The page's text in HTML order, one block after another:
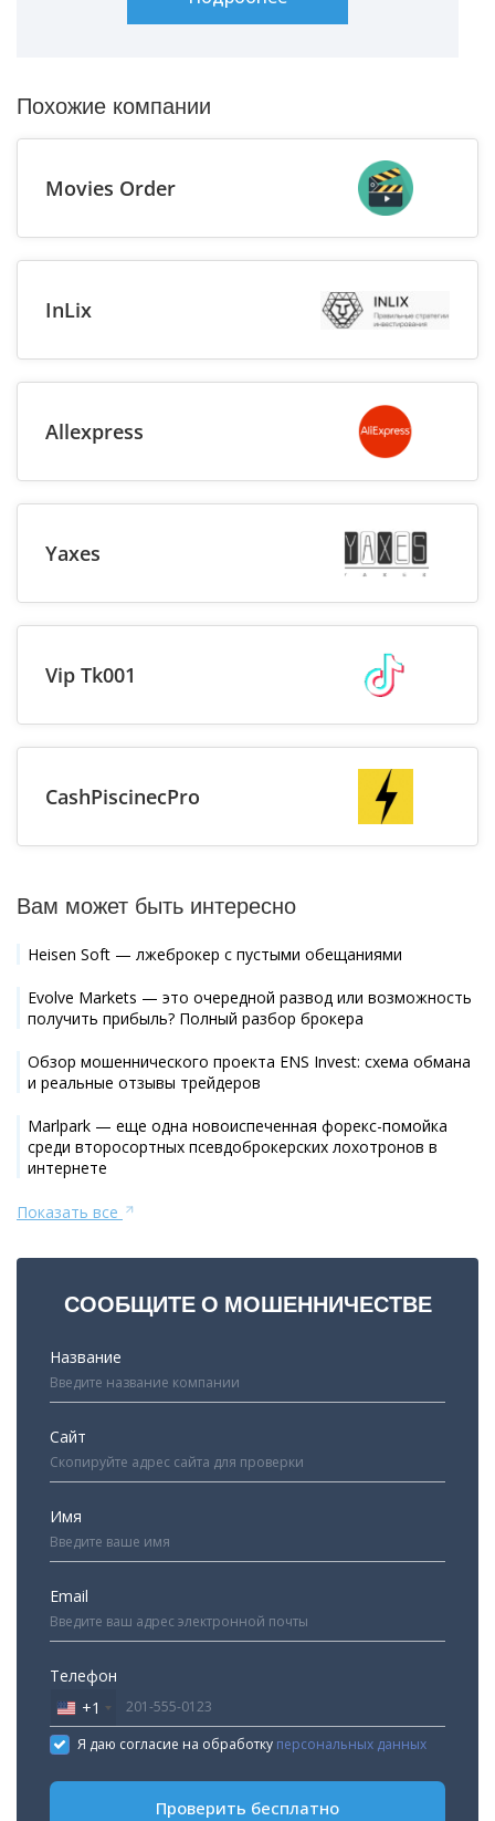
Похожие компании
Movies Order
InLix
Allexpress
Yaxes
Vip Tk001
CashPiscinecPro
Вам может быть интересно
Heisen Soft — лжеброкер с пустыми обещаниями
Evolve Markets — это очередной развод или возможность
получить прибыль? Полный разбор брокера
Обзор мошеннического проекта ENS Invest: схема обмана
и реальные отзывы трейдеров
Marlpark — еще одна новоиспеченная форекс-помойка
среди второсортных псевдоброкерских лохотронов в
интернете
Показать все
СООБЩИТЕ О МОШЕННИЧЕСТВЕ
Название
Сайт
Имя
Email
Телефон
United
States
+1
+1
Я даю согласие на обработку персональных данных
Проверить бесплатно